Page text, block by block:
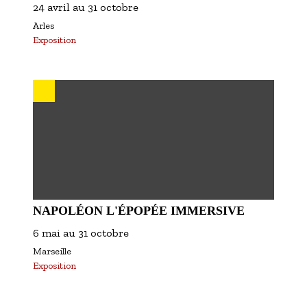
24 avril au 31 octobre
Arles
Exposition
NAPOLÉON L'ÉPOPÉE IMMERSIVE
6 mai au 31 octobre
Marseille
Exposition